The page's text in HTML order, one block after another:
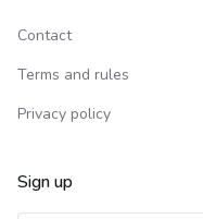
Contact
Terms and rules
Privacy policy
Sign up